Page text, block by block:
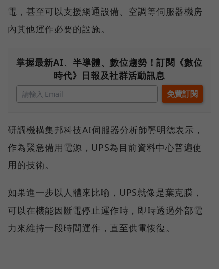
電，甚至可以支援網通設備、空調等伺服器機房
內其他運作必要的設施。
掌握最新AI、半導體、數位趨勢！訂閱《數位
時代》日報及社群活動訊息
研調機構集邦科技AI伺服器分析師龔明德表示，
作為緊急備用電源，UPS為目前資料中心普遍使
用的技術。
如果進一步以人體來比喻，UPS就像是葉克膜，
可以在機能因斷電停止運作時，即時透過外部電
力來維持一段時間運作，直至供電恢復。